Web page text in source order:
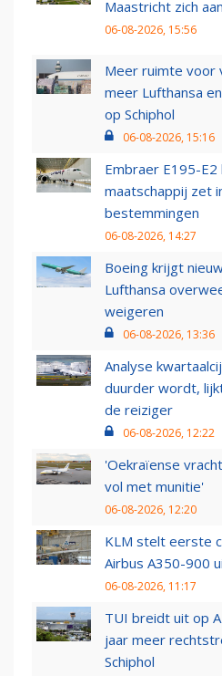
Maastricht zich
06-08-2026, 15:56
Meer ruimte voor
meer Lufthansa
op Schiphol
06-08-2026, 15:16
Embraer E195-E2
maatschappij zet
bestemmingen
06-08-2026, 14:27
Boeing krijgt
Lufthansa
weigeren
06-08-2026, 13:36
Analyse
duurder wordt,
de reiziger
06-08-2026, 12:22
'Oekraïense
vol met munitie'
06-08-2026, 12:20
KLM stelt eerste
Airbus A350-900
06-08-2026, 11:17
TUI breidt uit op
jaar meer
Schiphol